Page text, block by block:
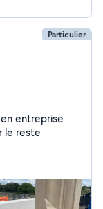
Particulier
entreprise
sur le reste